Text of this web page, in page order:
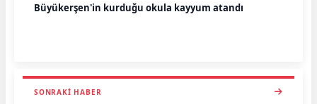
Büyükerşen'in kurduğu okula kayyum atandı
SONRAKI HABER